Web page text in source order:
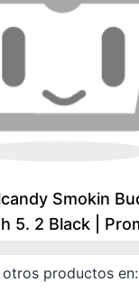
Smokin
5. 2 Black |
productos en: